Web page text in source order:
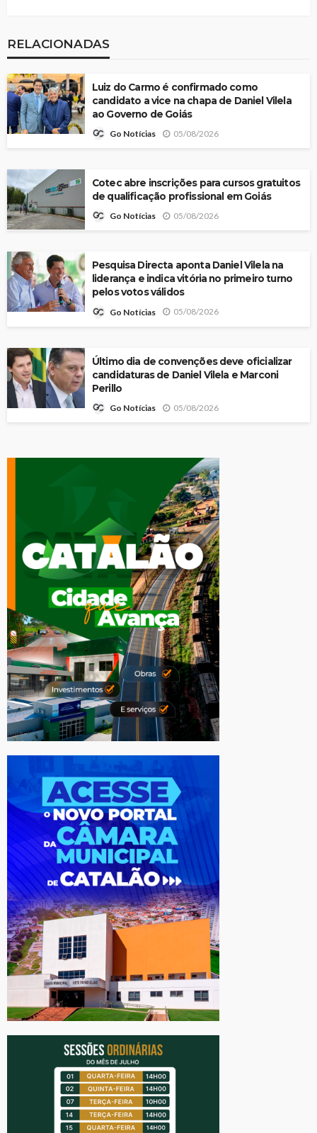
RELACIONADAS
Luiz do Carmo é confirmado como
candidato a vice na chapa de Daniel Vilela
ao Governo de Goiás
Go Notícias 05/08/2026
Cotec abre inscrições para cursos gratuitos
de qualificação profissional em Goiás
Go Notícias 05/08/2026
Pesquisa Directa aponta Daniel Vilela na
liderança e indica vitória no primeiro turno
pelos votos válidos
Go Notícias 05/08/2026
Último dia de convenções deve oficializar
candidaturas de Daniel Vilela e Marconi
Perillo
Go Notícias 05/08/2026